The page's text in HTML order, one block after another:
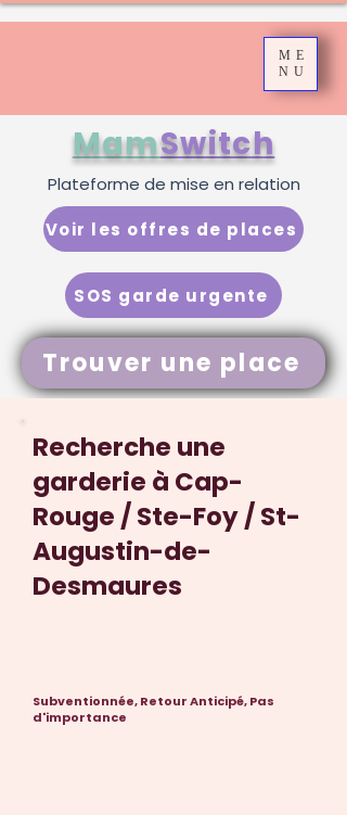
ME
NU
Trouver une place
MamSwitch
SOS garde urgente
Voir les offres de places
Plateforme de mise en relation
Recherche une
garderie à Cap-
Rouge / Ste-Foy / St-
Augustin-de-
Desmaures
Subventionnée, Retour Anticipé, Pas
d'importance